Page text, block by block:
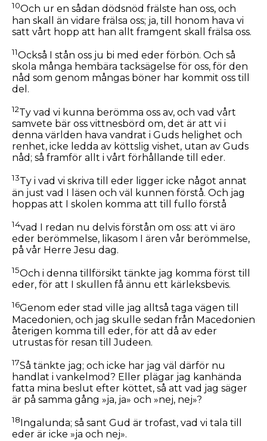
10Och ur en sådan dödsnöd frälste han oss, och
han skall än vidare frälsa oss; ja, till honom hava vi
satt vårt hopp att han allt framgent skall frälsa oss.
11Också I stån oss ju bi med eder förbön. Och så
skola många hembära tacksägelse för oss, för den
nåd som genom mångas böner har kommit oss till
del.
12Ty vad vi kunna berömma oss av, och vad vårt
samvete bär oss vittnesbörd om, det är att vi i
denna världen hava vandrat i Guds helighet och
renhet, icke ledda av köttslig vishet, utan av Guds
nåd; så framför allt i vårt förhållande till eder.
13Ty i vad vi skriva till eder ligger icke något annat
än just vad I läsen och väl kunnen förstå. Och jag
hoppas att I skolen komma att till fullo förstå
14vad I redan nu delvis förstån om oss: att vi äro
eder berömmelse, likasom I ären vår berömmelse,
på vår Herre Jesu dag.
15Och i denna tillförsikt tänkte jag komma först till
eder, för att I skullen få ännu ett kärleksbevis.
16Genom eder stad ville jag alltså taga vägen till
Macedonien, och jag skulle sedan från Macedonien
återigen komma till eder, för att då av eder
utrustas för resan till Judeen.
17Så tänkte jag; och icke har jag väl därför nu
handlat i vankelmod? Eller plägar jag kanhända
fatta mina beslut efter köttet, så att vad jag säger
är på samma gång »ja, ja» och »nej, nej»?
18 Ingalunda; så sant Gud är trofast, vad vi tala till
eder är icke »ja och nej».